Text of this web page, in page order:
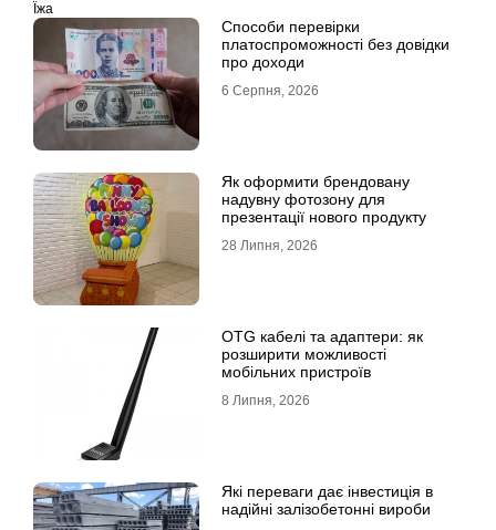
Їжа
Способи перевірки
платоспроможності без довідки
про доходи
6 Серпня, 2026
Як оформити брендовану
надувну фотозону для
презентації нового продукту
28 Липня, 2026
OTG кабелі та адаптери: як
розширити можливості
мобільних пристроїв
8 Липня, 2026
Які переваги дає інвестиція в
надійні залізобетонні вироби